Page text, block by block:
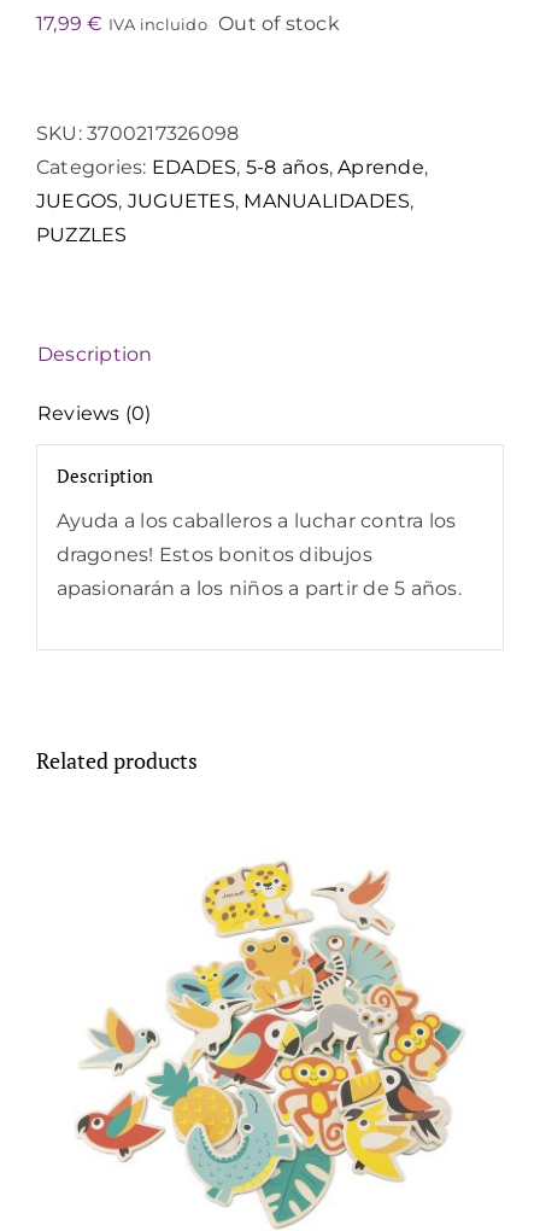
17,99€ IVA incluido Out of stock
SKU:3700217326098
Categories: EDADES, 5-8 años,Aprende,
JUEGOS, JUGUETES, MANUALIDADES,
PUZZLES
Description
Reviews (0)
Description
Ayuda a los caballeros a luchar contra los
dragones! Estos bonitos dibujos
apasionarán a los niños a partir de 5 años.
Related products
ADD TO CART / DETALLES